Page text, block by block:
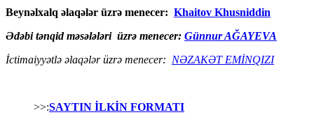
Beynəlxalq əlaqələr üzrə menecer: Khaitov Khusniddin
Ədəbi tənqid məsələləri üzrə menecer: Günnur AĞAYEVA
İctimaiyyətlə əlaqələr üzrə menecer: NƏZAKƏT EMİNQIZI
>>:SAYTIN İLKİN FORMATI